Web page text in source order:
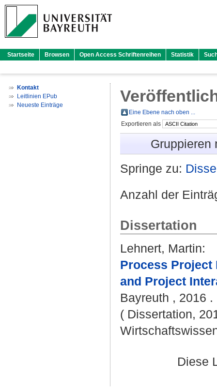
Startseite Browsen Open Access Schriftenreihen Statistik
Kontakt
Leitlinien EPub
Neueste Einträge
Eine Ebene nach oben ...
Exportieren als
Gruppieren
Springe zu:
Anzahl der
Dissertation
Lehnert, Martin:
Process Project
and Project
Bayreuth , 2016
( Dissertation,
Diese